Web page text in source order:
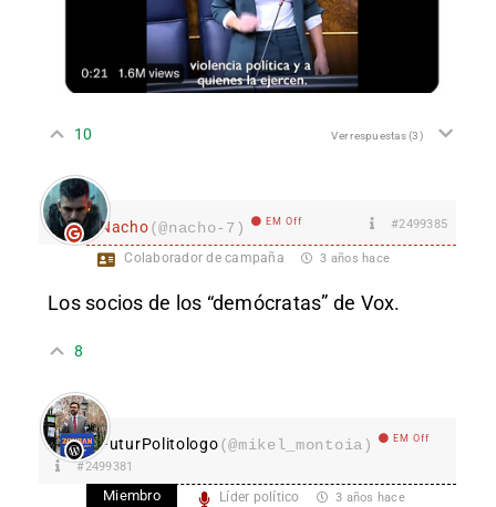
10 Ver respuestas(3)
Nacho(@nacho-7) EM Off #2499385
Colaborador de campaña 3 años hace
Los socios de los “demócratas” de Vox.
8
FuturPolitologo(@mikel_montoia) EM Off
#2499381
Miembro Líder político 3 años hace